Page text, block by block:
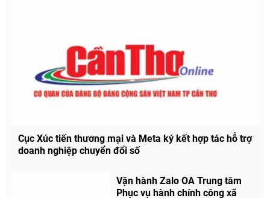
Cục Xúc tiến thương mại và Meta ký kết hợp tác hỗ trợ
doanh nghiệp chuyển đổi số
Vận hành Zalo OA Trung tâm
Phục vụ hành chính công xã